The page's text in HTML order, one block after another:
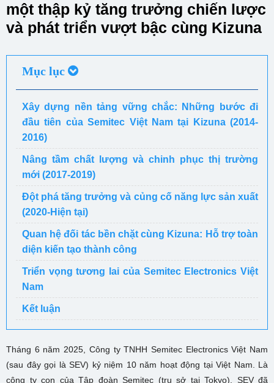
một thập kỷ tăng trưởng chiến lược
và phát triển vượt bậc cùng Kizuna
Mục lục
Xây dựng nền tảng vững chắc: Những bước đi
đầu tiên của Semitec Việt Nam tại Kizuna (2014-
2016)
Nâng tầm chất lượng và chinh phục thị trường
mới (2017-2019)
Đột phá tăng trưởng và củng cố năng lực sản xuất
(2020-Hiện tại)
Quan hệ đối tác bền chặt cùng Kizuna: Hỗ trợ toàn
diện kiến tạo thành công
Triển vọng tương lai của Semitec Electronics Việt
Nam
Kết luận
Tháng 6 năm 2025, Công ty TNHH Semitec Electronics Việt Nam
(sau đây gọi là SEV) kỷ niệm 10 năm hoạt động tại Việt Nam. Là
công ty con của Tập đoàn Semitec (trụ sở tại Tokyo), SEV đã